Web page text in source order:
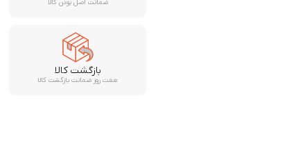
ضمانت اصل بودن کالا
بازگشت کالا
هفت روز ضمانت بازگشت کالا